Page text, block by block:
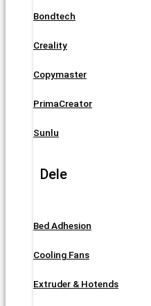
Bondtech
Creality
Copymaster
PrimaCreator
Sunlu
Dele
Bed Adhesion
Cooling Fans
Extruder & Hotends